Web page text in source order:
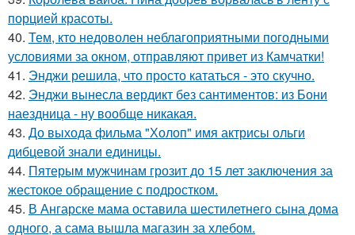
порцией красоты.
40. Тем, кто недоволен неблагоприятными погодными
условиями за окном, отправляют привет из Камчатки!
41. Энджи решила, что просто кататься - это скучно.
42. Энджи вынесла вердикт без сантиментов: из Бони
наездница - ну вообще никакая.
43. До выхода фильма "Холоп" имя актрисы ольги
дибцевой знали единицы.
44. Пятерым мужчинам грозит до 15 лет заключения за
жестокое обращение с подростком.
45. В Ангарске мама оставила шестилетнего сына дома
одного, а сама вышла магазин за хлебом.